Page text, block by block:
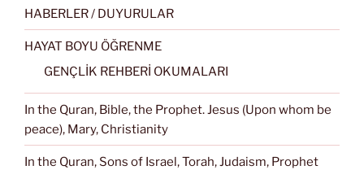
HABERLER / DUYURULAR
HAYAT BOYU ÖĞRENME
GENÇLİK REHBERİ OKUMALARI
In the Quran, Bible, the Prophet. Jesus (Upon whom be
peace), Mary, Christianity
In the Quran, Sons of Israel, Torah, Judaism, Prophet